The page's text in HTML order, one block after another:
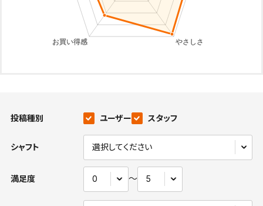
投稿種別 ユーザー スタッフ
シャフト
満足度 〜